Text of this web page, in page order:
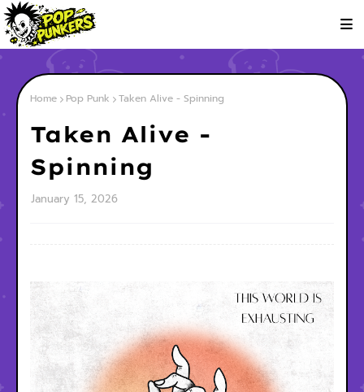
Home Pop Punk Taken Alive - Spinning
Taken Alive -
Spinning
January 15, 2026